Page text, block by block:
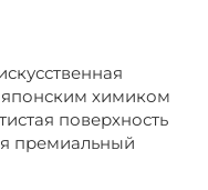
японским химиком
поверхность
премиальный